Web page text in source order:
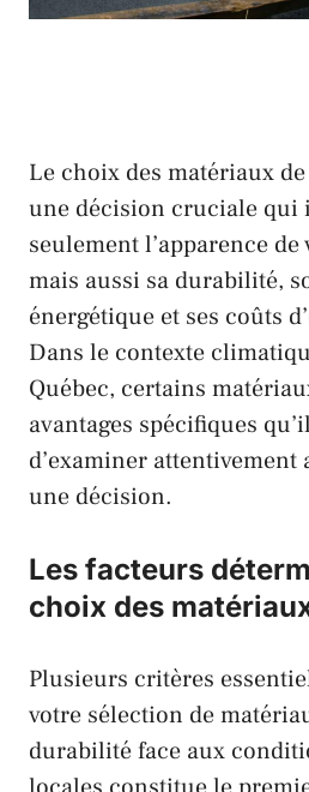
Le choix des matériaux de
une décision cruciale qui
seulement l’apparence
mais aussi sa durabilité,
énergétique et ses coûts
Dans le contexte
Québec, certains
avantages spécifiques
d’examiner attentivement
une décision.
Les facteurs
choix des
Plusieurs critères
votre sélection de
durabilité face aux